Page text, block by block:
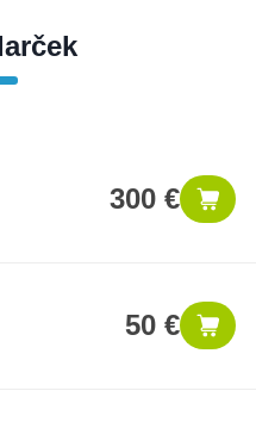
sa pred nákupom
300 €
50 €